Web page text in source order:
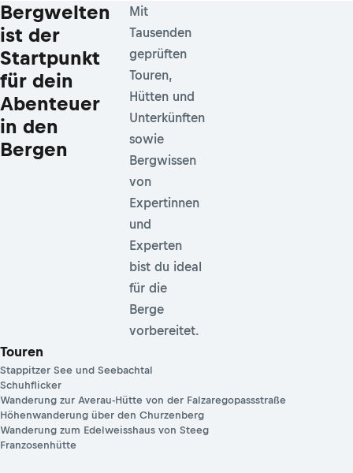
Bergwelten
ist der
Startpunkt
für dein
Abenteuer
in den
Bergen
Mit
Tausenden
geprüften
Touren,
Hütten und
Unterkünften
sowie
Bergwissen
von
Expertinnen
und
Experten
bist du ideal
für die
Berge
vorbereitet.
Touren
Stappitzer See und Seebachtal
Schuhflicker
Wanderung zur Averau-Hütte von der Falzaregopassstraße
Höhenwanderung über den Churzenberg
Wanderung zum Edelweisshaus von Steeg
Franzosenhütte